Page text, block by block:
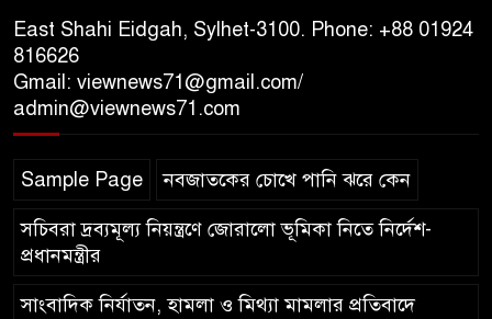
মহোদয় ৫ আগস্ট ২০২৬ খ্রিস্টাব্দ
স্মৃতিস্তম্ভে পুষ্পস্তবক অর্পণে জুলাই
গণঅভ্যুত্থানের শহীদদের প্রতি গভীর শ্রদ্ধা নিবেদন
জুলাই স্মৃতি স্তম্ভে শ্রদ্ধা নিবেদন
East Shahi Eidgah, Sylhet-3100. Phone: +88 01924
816626
Gmail: viewnews71@gmail.com/
admin@viewnews71.com
Sample Page নবজাতকের চোখে পানি ঝরে কেন
সচিবরা দ্রব্যমূল্য নিয়ন্ত্রণে জোরালো ভূমিকা নিতে নির্দেশ-
প্রধানমন্ত্রীর
সাংবাদিক নির্যাতন, হামলা ও মিথ্যা মামলার প্রতিবাদে